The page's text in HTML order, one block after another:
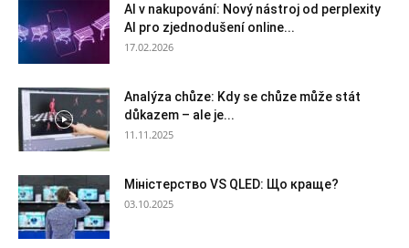
AI v nakupování: Nový nástroj od perplexity
AI pro zjednodušení online...
17.02.2026
Analýza chůze: Kdy se chůze může stát
důkazem – ale je...
11.11.2025
Міністерство VS QLED: Що краще?
03.10.2025